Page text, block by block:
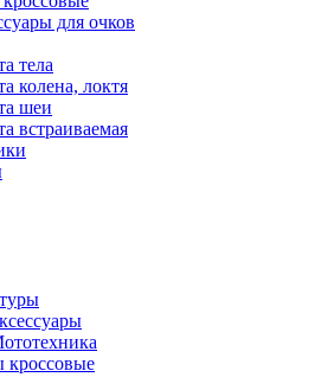
для очков
тела
колена, локтя
шеи
встраиваемая